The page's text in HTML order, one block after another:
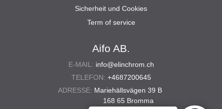
Aifo AB.
E-MAIL: info@elinchrom.ch
TELEFON: +4687200645
ADRESSE: Mariehällsvägen 39 B
168 65 Bromma
Sicherheit und Cookies
Term of service